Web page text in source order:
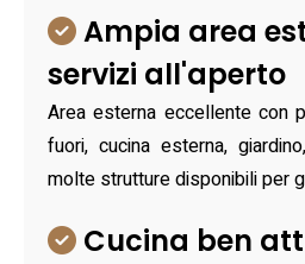
Ampia area
servizi all'aperto
Area esterna eccellente con
fuori, cucina esterna,
molte strutture disponibili per
Cucina ben